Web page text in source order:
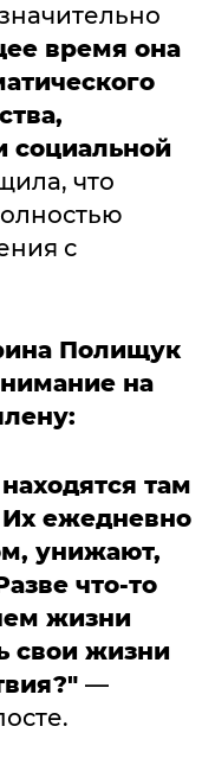
время она
социальной
что
с
Полищук
на
там
ежедневно
унижают,
что-то
жизни
свои жизни
—